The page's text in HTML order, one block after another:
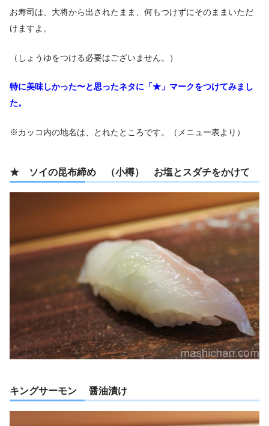
お寿司は、大将から出されたまま、何もつけずにそのままいただ
けますよ。
（しょうゆをつける必要はございません。）
特に美味しかった〜と思ったネタに 「★」マークをつけてみまし
た。
※カッコ内の地名は、とれたところです。（メニュー表より）
★ ソイの昆布締め （小樽） お塩とスダチをかけて
キングサーモン 醤油漬け